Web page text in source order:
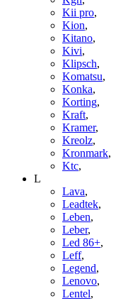
Kii pro,
Kion,
Kitano,
Kivi,
Klipsch,
Komatsu,
Konka,
Korting,
Kraft,
Kramer,
Kreolz,
Kronmark,
Ktc,
L
Lava,
Leadtek,
Leben,
Leber,
Led 86+,
Leff,
Legend,
Lenovo,
Lentel,